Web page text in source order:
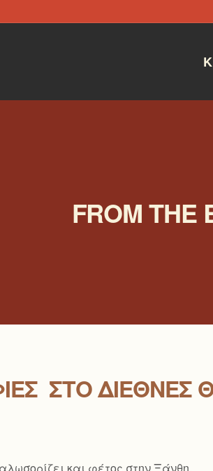
FROM THE
ΣΤΟ ΔΙΕΘΝΈΣ